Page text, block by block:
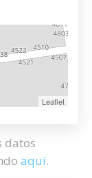
Leaflet
datos
aquí.